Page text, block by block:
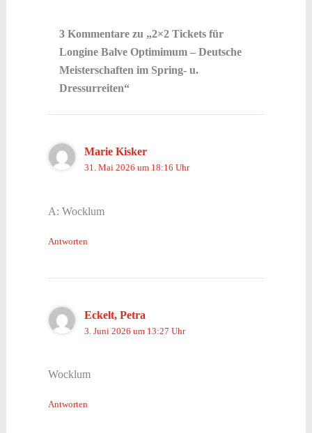
3 Kommentare zu „2×2 Tickets für
Longine Balve Optimimum – Deutsche
Meisterschaften im Spring- u.
Dressurreiten“
Marie Kisker
31. Mai 2026 um 18:16 Uhr
A: Wocklum
Antworten
Eckelt, Petra
3. Juni 2026 um 13:27 Uhr
Wocklum
Antworten